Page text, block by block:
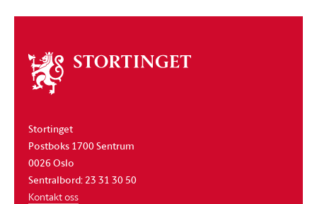
Om
stortinget
Stortinget
Postboks 1700 Sentrum
0026 Oslo
Sentralbord: 23 31 30 50
Kontakt oss